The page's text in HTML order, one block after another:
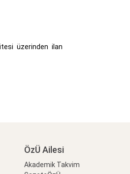
üzerinden ilan
ÖzÜ Ailesi
Akademik Takvim